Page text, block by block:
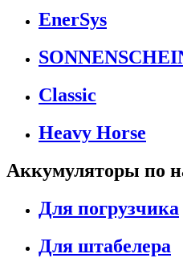
EnerSys
Classic
Heavy Horse
Аккумуляторы по
Для погрузчика
Для штабелера